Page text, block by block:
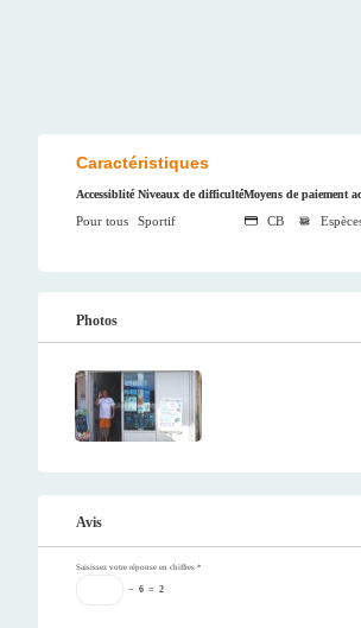
Caractéristiques
Accessiblité
Pour tous
Niveaux de difficulté
Sportif
Moyens de paiement
CB
Photos
Avis
Saisissez votre réponse en chiffres *
− 6 = 2